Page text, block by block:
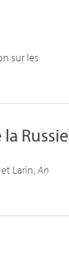
sur les
Russie
Larin,An